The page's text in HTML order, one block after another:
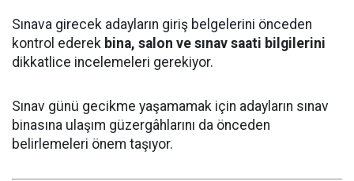
Sınava girecek adayların giriş belgelerini önceden
kontrol ederek bina, salon ve sınav saati bilgilerini
dikkatlice incelemeleri gerekiyor.
Sınav günü gecikme yaşamamak için adayların sınav
binasına ulaşım güzergâhlarını da önceden
belirlemeleri önem taşıyor.